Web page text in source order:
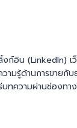
อิน (LinkedIn) เ
มรู้ด้านการขายกั
ทความผ่านช่องทา